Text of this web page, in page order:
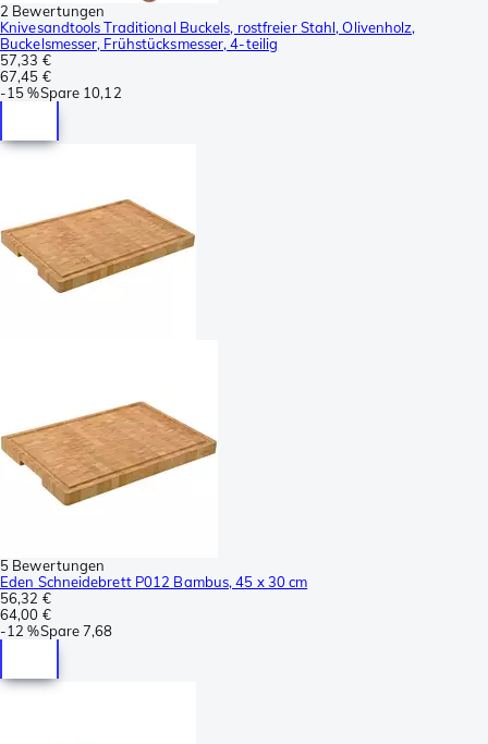
2 Bewertungen
Knivesandtools Traditional Buckels, rostfreier Stahl, Olivenholz,
Buckelsmesser, Frühstücksmesser, 4-teilig
57,33 €
67,45 €
-15 %Spare 10,12
5 Bewertungen
Eden Schneidebrett P012 Bambus, 45 x 30 cm
56,32 €
64,00 €
-12 %Spare7,68